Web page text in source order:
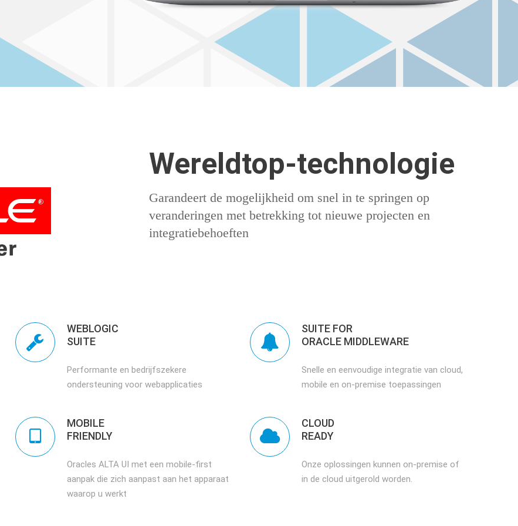
Wereldtop-technologie
Garandeert de mogelijkheid om snel in te springen op
veranderingen met betrekking tot nieuwe projecten en
integratiebehoeften
WEBLOGIC
SUITE
Performante en bedrijfszekere
ondersteuning voor webapplicaties
SUITE FOR
ORACLE MIDDLEWARE
Snelle en eenvoudige integratie van cloud,
mobile en on-premise toepassingen
MOBILE
FRIENDLY
Oracles ALTA UI met een mobile-first
aanpak die zich aanpast aan het apparaat
waarop u werkt
CLOUD
READY
Onze oplossingen kunnen on-premise of
in de cloud uitgerold worden.